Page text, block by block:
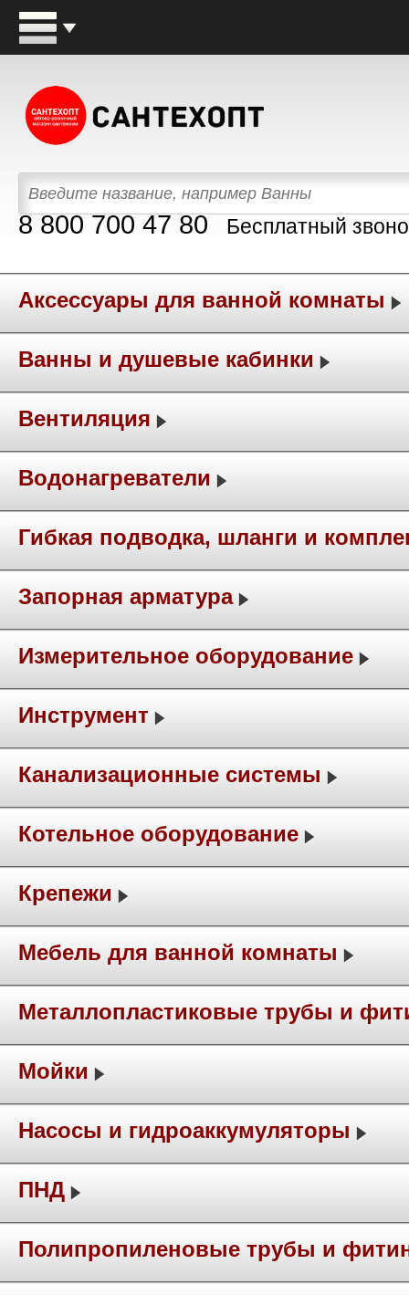
8 800 700 47 80 Бесплатный
Аксессуары для ванной комнаты
Ванны и душевые кабинки
Вентиляция
Водонагреватели
Гибкая подводка, шланги и
Запорная арматура
Измерительное оборудование
Инструмент
Канализационные системы
Котельное оборудование
Крепежи
Мебель для ванной комнаты
Металлопластиковые трубы и
Мойки
Насосы и гидроаккумуляторы
ПНД
Полипропиленовые трубы и